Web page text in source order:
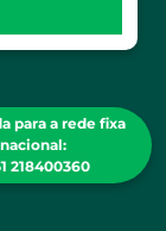
para a rede fixa
nacional:
218400360